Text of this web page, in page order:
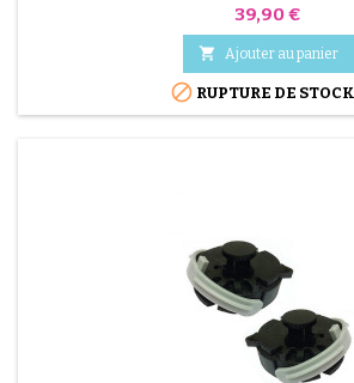
Prix
39,90 €
 Ajouter au panier
 RUPTURE DE STOCK